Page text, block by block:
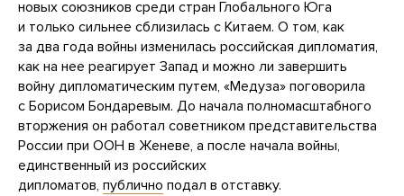
новых союзников среди стран Глобального Юга
и только сильнее сблизилась с Китаем. О том, как
за два года войны изменилась российская дипломатия,
как на нее реагирует Запад и можно ли завершить
войну дипломатическим путем, «Медуза» поговорила
с Борисом Бондаревым. До начала полномасштабного
вторжения он работал советником представительства
России при ООН в Женеве, а после начала войны,
единственный из российских
дипломатов, публично подал в отставку.